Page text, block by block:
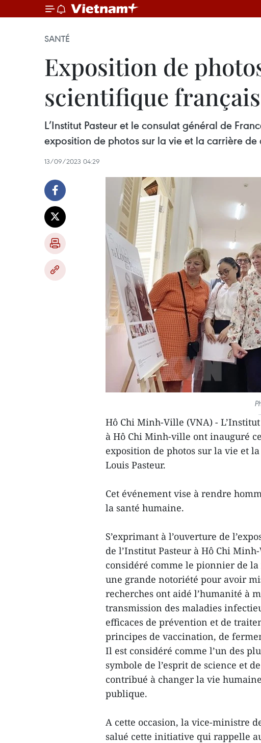
SANTÉ
Exposition de
scientifique
L’Institut Pasteur et le consulat général de
exposition de photos sur la vie et la carrière de
13/09/2023 04:29
Hô Chi Minh-Ville (VNA) -
à Hô Chi Minh-ville ont inauguré
exposition de photos sur la vie et
Louis Pasteur.
Cet événement vise à rendre
la santé humaine.
S’exprimant à l’ouverture de
de l’Institut Pasteur à Hô Chi
considéré comme le pionnier de
une grande notoriété pour avoir
recherches ont aidé l’humanité à
transmission des maladies
efficaces de prévention et de
principes de vaccination, de
Il est considéré comme l’un des
symbole de l’esprit de science et
contribué à changer la vie
publique.
A cette occasion, la vice-ministre
salué cette initiative qui rappelle